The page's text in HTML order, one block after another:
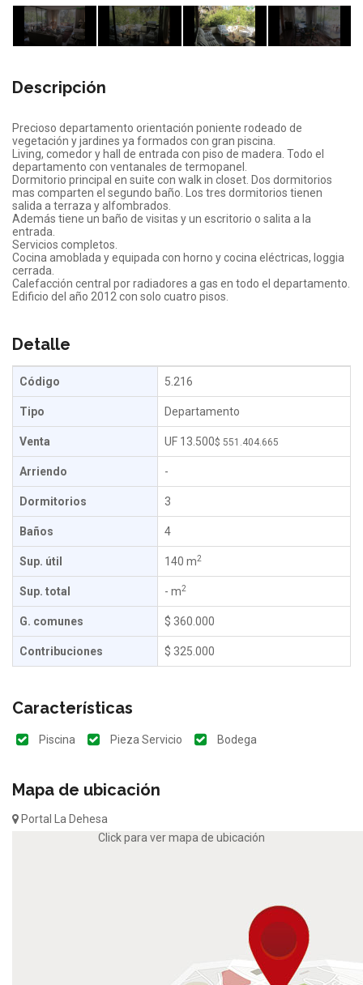
Descripción
Precioso departamento orientación poniente rodeado de
vegetación y jardines ya formados con gran piscina.
Living, comedor y hall de entrada con piso de madera. Todo el
departamento con ventanales de termopanel.
Dormitorio principal en suite con walk in closet. Dos dormitorios
mas comparten el segundo baño. Los tres dormitorios tienen
salida a terraza y alfombrados.
Además tiene un baño de visitas y un escritorio o salita a la
entrada.
Servicios completos.
Cocina amoblada y equipada con horno y cocina eléctricas, loggia
cerrada.
Calefacción central por radiadores a gas en todo el departamento.
Edificio del año 2012 con solo cuatro pisos.
Detalle
Código 5.216
Tipo Departamento
Venta UF 13.500$ 551.404.665
Arriendo -
Dormitorios 3
Baños 4
Sup. útil 140 m2
Sup. total - m2
G. comunes $ 360.000
Contribuciones $ 325.000
Características
Piscina Pieza Servicio Bodega
Mapa de ubicación
Portal La Dehesa
Click para ver mapa de ubicación